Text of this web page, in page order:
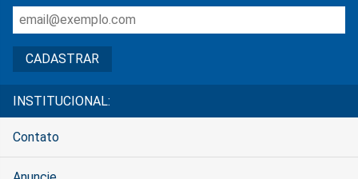
INSTITUCIONAL:
Contato